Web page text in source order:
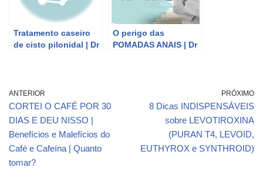
Tratamento caseiro
de cisto pilonidal | Dr
O perigo das
POMADAS ANAIS | Dr
ANTERIOR
CORTEI O CAFÉ POR 30
DIAS E DEU NISSO |
Benefícios e Malefícios do
Café e Cafeína | Quanto
tomar?
PRÓXIMO
8 Dicas INDISPENSÁVEIS
sobre LEVOTIROXINA
(PURAN T4, LEVOID,
EUTHYROX e SYNTHROID)